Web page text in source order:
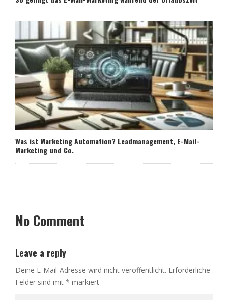
Was ist Marketing Automation? Leadmanagement, E-Mail-
Marketing und Co.
No Comment
Leave a reply
Deine E-Mail-Adresse wird nicht veröffentlicht. Erforderliche
Felder sind mit * markiert